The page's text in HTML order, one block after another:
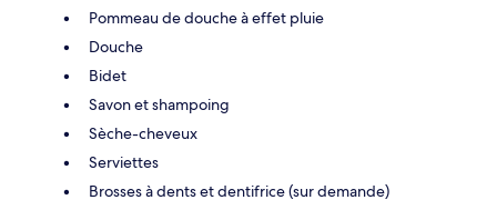
Pommeau de douche à effet pluie
Douche
Bidet
Savon et shampoing
Sèche-cheveux
Serviettes
Brosses à dents et dentifrice (sur demande)